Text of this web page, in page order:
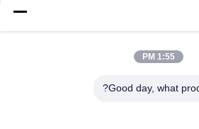
الورق
1:55 PM
Good day, what